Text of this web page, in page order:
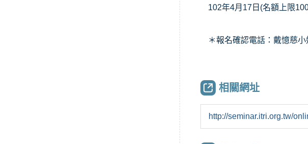
102年4月 17 日 (名額上限
＊報名確認電話：戴憶慈
相關網址
http://seminar.itri.org.tw/